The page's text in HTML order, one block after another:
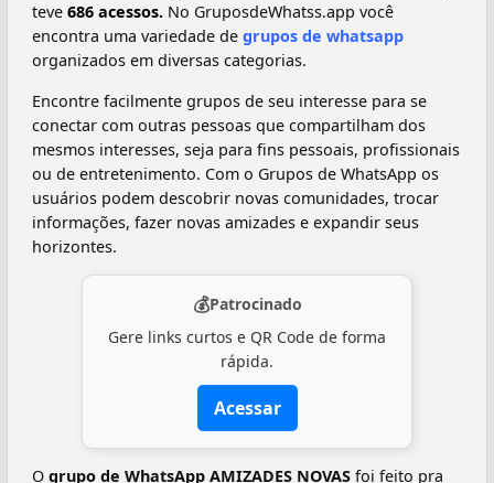
teve 686 acessos. No GruposdeWhatss.app você
encontra uma variedade de grupos de whatsapp
organizados em diversas categorias.
Encontre facilmente grupos de seu interesse para se
conectar com outras pessoas que compartilham dos
mesmos interesses, seja para fins pessoais, profissionais
ou de entretenimento. Com o Grupos de WhatsApp os
usuários podem descobrir novas comunidades, trocar
informações, fazer novas amizades e expandir seus
horizontes.
💰Patrocinado
Gere links curtos e QR Code de forma
rápida.
Acessar
O grupo de WhatsApp AMIZADES NOVAS foi feito pra